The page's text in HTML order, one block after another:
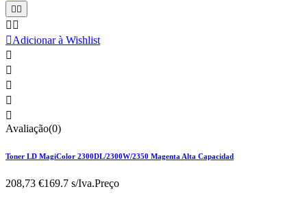
 
 
Adicionar à Wishlist





Avaliação(0)
Toner LD MagiColor 2300DL/2300W/2350 Magenta Alta Capacidad
208,73 €169.7 s/Iva.Preço